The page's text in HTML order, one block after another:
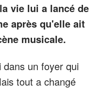
vie lui a lancé de
après qu'elle ait
musicale.
un foyer qui
tout a changé